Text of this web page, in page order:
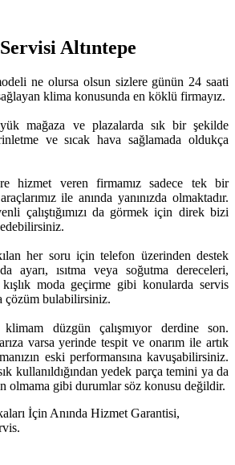
Altıntepe
ne olursa olsun sizlere günün 24 saati
klima konusunda en köklü firmayız.
mağaza ve plazalarda sık bir şekilde
ve sıcak hava sağlamada oldukça
hizmet veren firmamız sadece tek bir
ile anında yanınızda olmaktadır.
çalıştığımızı da görmek için direk bizi
her soru için telefon üzerinden destek
ayarı, ısıtma veya soğutma dereceleri,
moda geçirme gibi konularda servis
çözüm bulabilirsiniz.
düzgün çalışmıyor derdine son.
varsa yerinde tespit ve onarım ile artık
eski performansına kavuşabilirsiniz.
kullanıldığından yedek parça temini ya da
olmama gibi durumlar söz konusu değildir.
İçin Anında Hizmet Garantisi,